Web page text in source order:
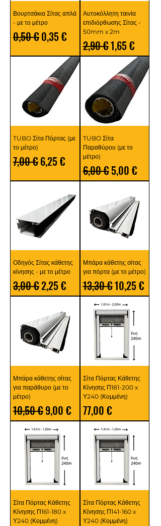
Βουρτσάκια Σίτας απλά
- με το μέτρο
Κανονική τιμή
0,50 €Τιμή Έκπτωσης
0,35 €
Αυτοκόλλητη ταινία
επιδιόρθωσης Σίτας -
50mm x 2m
Κανονική τιμή
2,90 €Τιμή
1,65 €
TUBO Σίτα Πόρτας (με
το μέτρο)
Κανονική τιμή
7,00 €Τιμή Έκπτωσης
6,25 €
TUBO Σίτα
Παραθύρου (με το
μέτρο)
Κανονική τιμή
6,00 €Τιμή
5,00 €
Οδηγός Σίτας κάθετης
κίνησης - με το μέτρο
Κανονική τιμή
3,00 €Τιμή Έκπτωσης
2,25 €
Μπάρα κάθετης σίτας
για πόρτα (με το μέτρο)
Κανονική τιμή
13,30 €Τιμή
10,25 €
Μπάρα κάθετης σίτας
για παράθυρο (με το
μέτρο)
Κανονική τιμή
10,50 €Τιμή Έκπτωσης
9,00 €
Σίτα Πόρτας Κάθετης
Κίνησης Π181-200 x
Υ240 (Κομμένη)
Τιμή
77,00 €
Σίτα Πόρτας Κάθετης
Κίνησης Π161-180 x
Υ240 (Κομμένη)
Σίτα Πόρτας Κάθετης
Κίνησης Π141-160 x
Υ240 (Κομμένη)